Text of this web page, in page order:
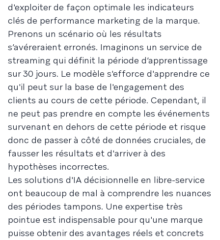
d'exploiter de façon optimale les indicateurs
clés de performance marketing de la marque.
Prenons un scénario où les résultats
s’avéreraient erronés. Imaginons un service de
streaming qui définit la période d’apprentissage
sur 30 jours. Le modèle s'efforce d'apprendre ce
qu'il peut sur la base de l'engagement des
clients au cours de cette période. Cependant, il
ne peut pas prendre en compte les événements
survenant en dehors de cette période et risque
donc de passer à côté de données cruciales, de
fausser les résultats et d'arriver à des
hypothèses incorrectes.
Les solutions d'IA décisionnelle en libre-service
ont beaucoup de mal à comprendre les nuances
des périodes tampons. Une expertise très
pointue est indispensable pour qu'une marque
puisse obtenir des avantages réels et concrets